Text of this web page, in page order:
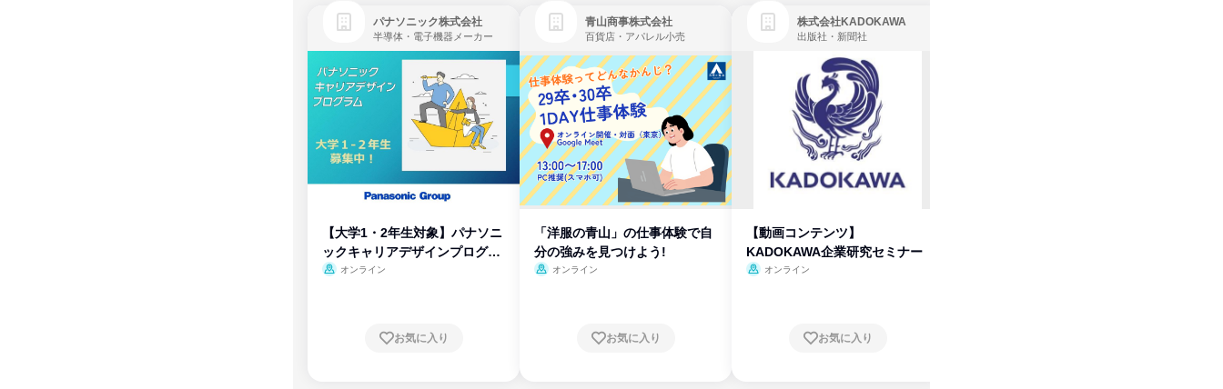
パナソニック株式会社
半導体・電子機器メーカー
【大学1・2年生対象】パナソニ
ックキャリアデザインプログラ
ム
オンライン
お気に入り
青山商事株式会社
百貨店・アパレル小売
「洋服の青山」の仕事体験で自
分の強みを見つけよう!
オンライン
お気に入り
株式会社KADOKAWA
出版社・新聞社
【動画コンテンツ】
KADOKAWA企業研究セミナー
オンライン
お気に入り